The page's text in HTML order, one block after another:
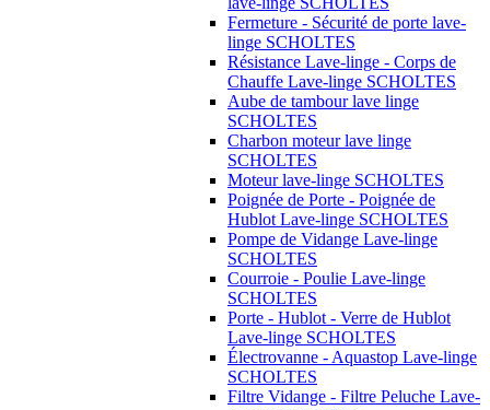
Fermeture - Sécurité de porte lave-
linge SCHOLTES
Résistance Lave-linge - Corps de
Chauffe Lave-linge SCHOLTES
Aube de tambour lave linge
SCHOLTES
Charbon moteur lave linge
SCHOLTES
Moteur lave-linge SCHOLTES
Poignée de Porte - Poignée de
Hublot Lave-linge SCHOLTES
Pompe de Vidange Lave-linge
SCHOLTES
Courroie - Poulie Lave-linge
SCHOLTES
Porte - Hublot - Verre de Hublot
Lave-linge SCHOLTES
Électrovanne - Aquastop Lave-linge
SCHOLTES
Filtre Vidange - Filtre Peluche Lave-